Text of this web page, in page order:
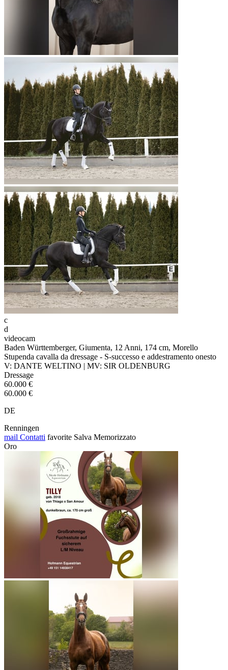
c
d
videocam
Baden Württemberger, Giumenta, 12 Anni, 174 cm, Morello
Stupenda cavalla da dressage - S-successo e addestramento onesto
V: DANTE WELTINO | MV: SIR OLDENBURG
Dressage
60.000 €
60.000 €
DE
Renningen
mail Contatti favorite Salva Memorizzato
Oro